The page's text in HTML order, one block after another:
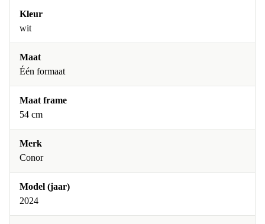
Kleur
wit
Maat
Één formaat
Maat frame
54 cm
Merk
Conor
Model (jaar)
2024